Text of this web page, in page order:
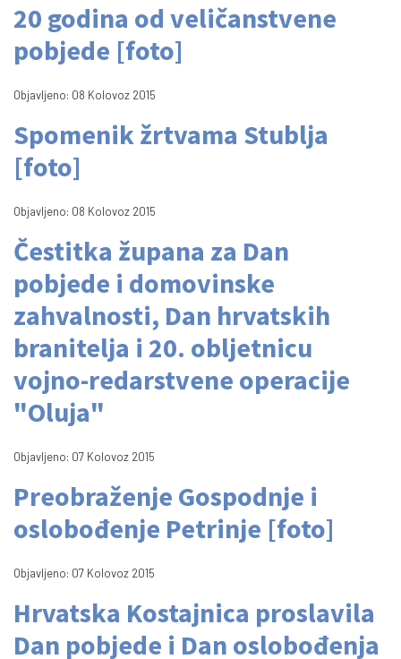
20 godina od veličanstvene
pobjede [foto]
Objavljeno: 08 Kolovoz 2015
Spomenik žrtvama Stublja
[foto]
Objavljeno: 08 Kolovoz 2015
Čestitka župana za Dan
pobjede i domovinske
zahvalnosti, Dan hrvatskih
branitelja i 20. obljetnicu
vojno-redarstvene operacije
"Oluja"
Objavljeno: 07 Kolovoz 2015
Preobraženje Gospodnje i
oslobođenje Petrinje [foto]
Objavljeno: 07 Kolovoz 2015
Hrvatska Kostajnica proslavila
Dan pobjede i Dan oslobođenja